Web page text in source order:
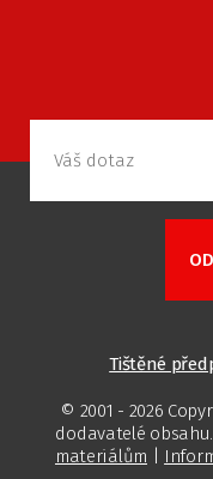
Tištěné
© 2001 - 2026
dodavatelé
materiálům